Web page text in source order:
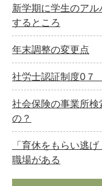
新学期に学生のア
するところ
年末調整の変更点
社労士認証制度0７
社会保険の事業所
の？
「育休をもらい逃
職場がある